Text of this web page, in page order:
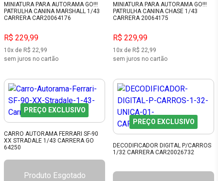
MINIATURA PARA AUTORAMA GO!!!
PATRULHA CANINA MARSHALL 1/43
CARRERA CAR20064176
R$ 229,99
10x de R$ 22,99
sem juros no cartão
MINIATURA PARA AUTORAMA GO!!!
PATRULHA CANINA CHASE 1/43
CARRERA 20064175
R$ 229,99
10x de R$ 22,99
sem juros no cartão
PREÇO EXCLUSIVO
CARRO AUTORAMA FERRARI SF-90
XX STRADALE 1/43 CARRERA GO
64250
Produto Esgotado
PREÇO EXCLUSIVO
DECODIFICADOR DIGITAL P/CARROS
1/32 CARRERA CAR20026732